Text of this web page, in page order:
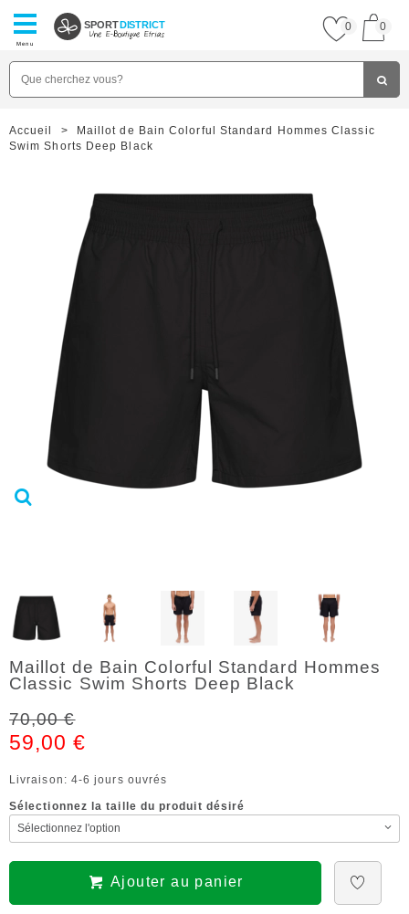
Menu
SPORTDISTRICT 0 0
Accueil >
Maillot de Bain Colorful Standard Hommes Classic
Swim Shorts Deep Black
Maillot de Bain Colorful Standard Hommes
Classic Swim Shorts Deep Black
70,00 €
59,00 €
Livraison: 4-6 jours ouvrés
Sélectionnez la taille du produit désiré
Ajouter au panier